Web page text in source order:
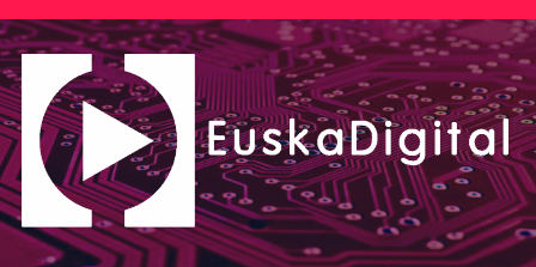
Saltar
al
contenido